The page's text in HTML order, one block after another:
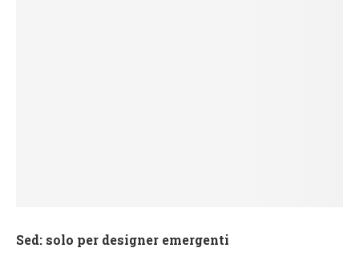
Sed: solo per designer emergenti